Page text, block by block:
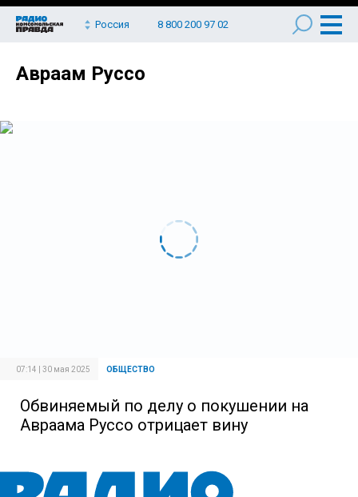
Россия 8 800 200 97 02
Авраам Руссо
07:14 | 30 мая 2025 ОБЩЕСТВО
Обвиняемый по делу о покушении на
Авраама Руссо отрицает вину